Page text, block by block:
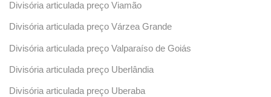
Divisória articulada preço Viamão
Divisória articulada preço Várzea Grande
Divisória articulada preço Valparaíso de Goiás
Divisória articulada preço Uberlândia
Divisória articulada preço Uberaba